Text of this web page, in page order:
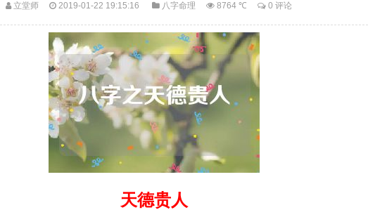
立堂师 2019-01-22 19:15:16 八字命理 8764 ℃ 0 评论
天德贵人